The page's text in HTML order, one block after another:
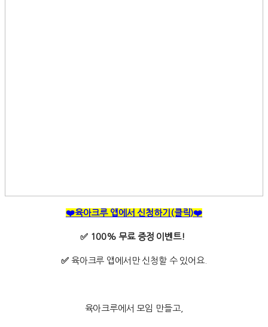
❤️육아크루 앱에서 신청하기(클릭)❤️
✅ 100% 무료 증정 이벤트!
✅ 육아크루 앱에서만 신청할 수 있어요.
육아크루에서 모임 만들고,